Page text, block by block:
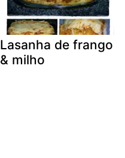
Lasanha de frango
& milho